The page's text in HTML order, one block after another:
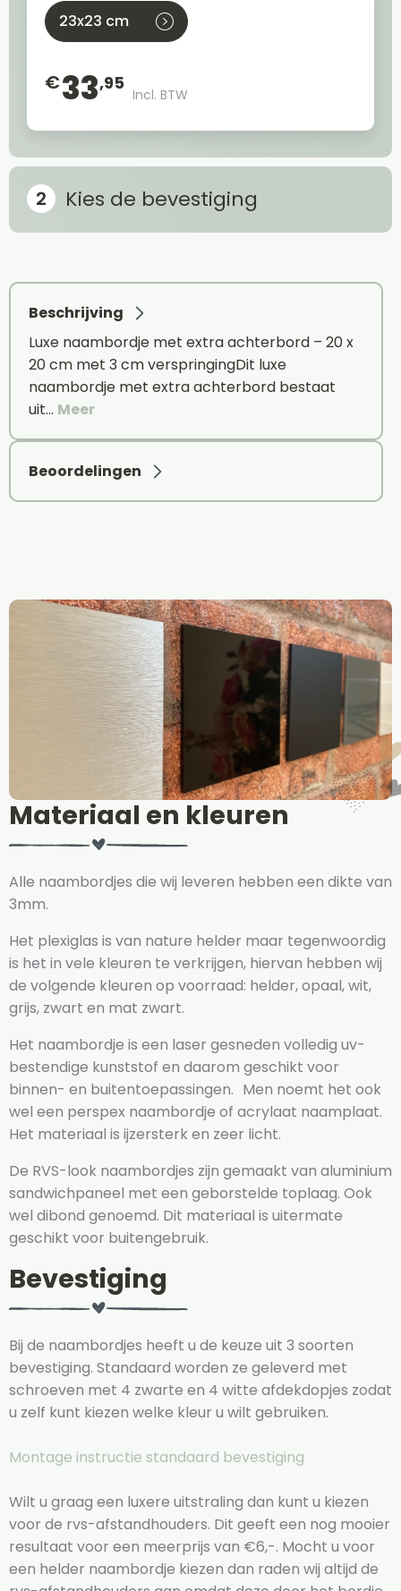
23x23 cm
€33,95
Incl. BTW
Kies de bevestiging
Beschrijving
Luxe naambordje met extra achterbord – 20 x
20 cm met 3 cm verspringingDit luxe
naambordje met extra achterbord bestaat
uit… Meer
Beoordelingen
Materiaal en kleuren
Alle naambordjes die wij leveren hebben een dikte van
3mm.
Het plexiglas is van nature helder maar tegenwoordig
is het in vele kleuren te verkrijgen, hiervan hebben wij
de volgende kleuren op voorraad: helder, opaal, wit,
grijs, zwart en mat zwart.
Het naambordje is een laser gesneden volledig uv-
bestendige kunststof en daarom geschikt voor
binnen- en buitentoepassingen. Men noemt het ook
wel een perspex naambordje of acrylaat naamplaat.
Het materiaal is ijzersterk en zeer licht.
De RVS-look naambordjes zijn gemaakt van aluminium
sandwichpaneel met een geborstelde toplaag. Ook
wel dibond genoemd. Dit materiaal is uitermate
geschikt voor buitengebruik.
Bevestiging
Bij de naambordjes heeft u de keuze uit 3 soorten
bevestiging. Standaard worden ze geleverd met
schroeven met 4 zwarte en 4 witte afdekdopjes zodat
u zelf kunt kiezen welke kleur u wilt gebruiken.
Montage instructie standaard bevestiging
Wilt u graag een luxere uitstraling dan kunt u kiezen
voor de rvs-afstandhouders. Dit geeft een nog mooier
resultaat voor een meerprijs van €6,-. Mocht u voor
een helder naambordje kiezen dan raden wij altijd de